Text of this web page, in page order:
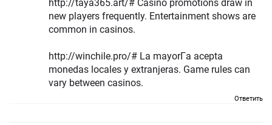
http://taya365.art/# Casino promotions draw in
new players frequently. Entertainment shows are
common in casinos.
http://winchile.pro/# La mayorГ­a acepta
monedas locales y extranjeras. Game rules can
vary between casinos.
Ответить